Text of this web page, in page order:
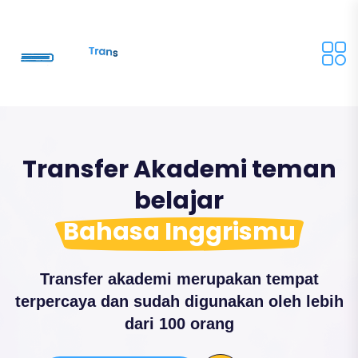
Transfer Akademi teman
belajar
Bahasa Inggrismu
Transfer akademi merupakan tempat
terpercaya dan sudah digunakan oleh lebih
dari 100 orang